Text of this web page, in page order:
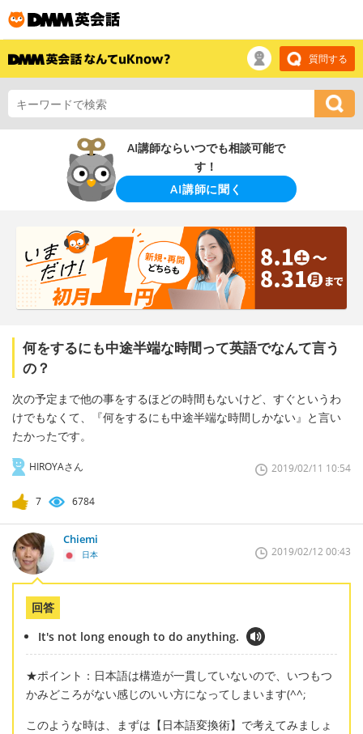
質問する
AI講師ならいつでも相談可能で
す！
AI講師に聞く
何をするにも中途半端な時間って英語でなんて言う
の？
次の予定まで他の事をするほどの時間もないけど、すぐというわ
けでもなくて、『何をするにも中途半端な時間しかない』と言い
たかったです。
HIROYAさん 2019/02/11 10:54
7 6784
Chiemi
日本 2019/02/12 00:43
回答
It's not long enough to do anything.
★ポイント：日本語は構造が一貫していないので、いつもつ
かみどころがない感じのいい方になってしまいます(^^;
このような時は、まずは【日本語変換術】で考えてみましょ